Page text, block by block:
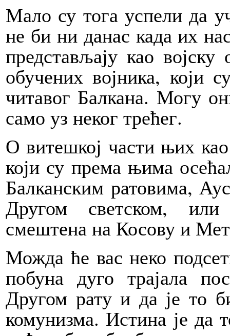
Мало су тога успели да
не би ни данас када их
представљају као
обучених војника, који
читавог Балкана. Могу
само уз неког трећег.
О витешкој части њих
који су према њима
Балканским ратовима,
Другом светском, или
смештена на Косову и
Можда ће вас неко
побуна дуго трајала
Другом рату и да је то
комунизма. Истина је да